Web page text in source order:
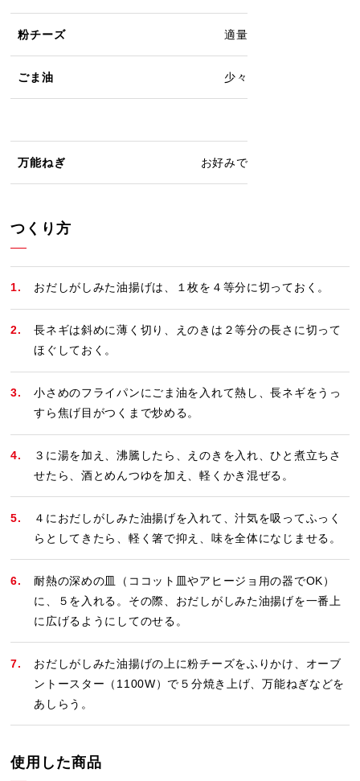
粉チーズ 適量
ごま油 少々
万能ねぎ お好みで
つくり方
おだしがしみた油揚げは、１枚を４等分に切っておく。
長ネギは斜めに薄く切り、えのきは２等分の長さに切って
ほぐしておく。
小さめのフライパンにごま油を入れて熱し、長ネギをうっ
すら焦げ目がつくまで炒める。
３に湯を加え、沸騰したら、えのきを入れ、ひと煮立ちさ
せたら、酒とめんつゆを加え、軽くかき混ぜる。
４におだしがしみた油揚げを入れて、汁気を吸ってふっく
らとしてきたら、軽く箸で抑え、味を全体になじませる。
耐熱の深めの皿（ココット皿やアヒージョ用の器でOK）
に、５を入れる。その際、おだしがしみた油揚げを一番上
に広げるようにしてのせる。
おだしがしみた油揚げの上に粉チーズをふりかけ、オーブ
ントースター（1100W）で５分焼き上げ、万能ねぎなどを
あしらう。
使用した商品